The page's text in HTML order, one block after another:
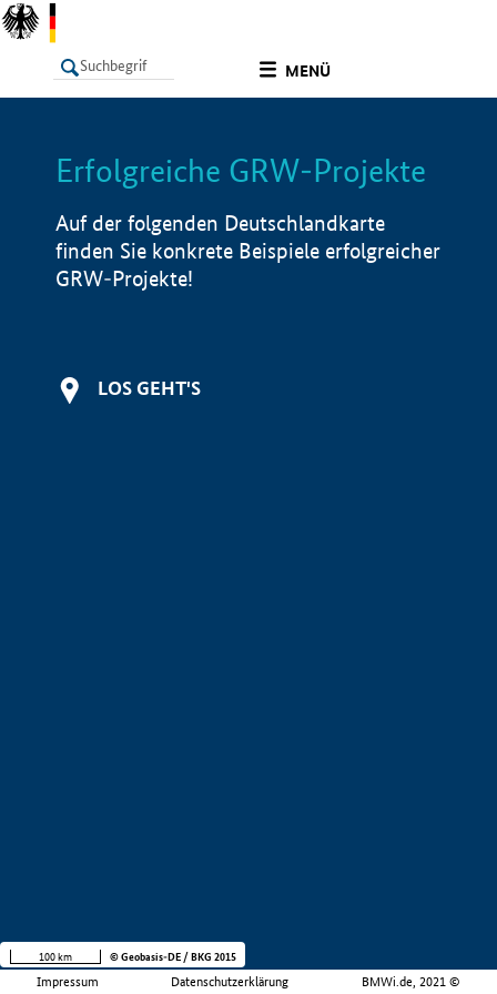
MENÜ
LISTE Info
Erfolgreiche GRW-Projekte
Auf der folgenden Deutschlandkarte
finden Sie konkrete Beispiele erfolgreicher
GRW-Projekte!
LOS GEHT'S
Impressum Datenschutzerklärung BMWi.de, 2021 ©
100 km © Geobasis-DE / BKG 2015